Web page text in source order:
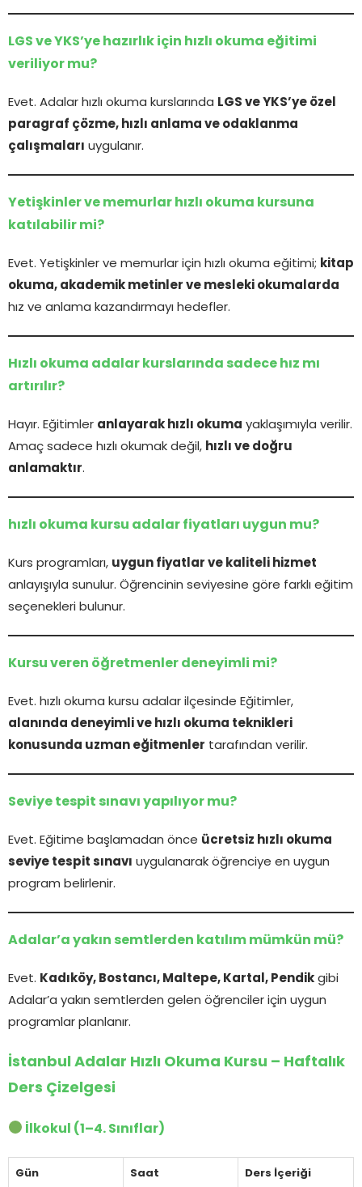
LGS ve YKS’ye hazırlık için hızlı okuma eğitimi
veriliyor mu?
Evet. Adalar hızlı okuma kurslarında LGS ve YKS’ye özel
paragraf çözme, hızlı anlama ve odaklanma
çalışmaları
uygulanır.
Yetişkinler ve memurlar hızlı okuma kursuna
katılabilir mi?
Evet. Yetişkinler ve memurlar için hızlı okuma eğitimi; kitap
okuma, akademik metinler ve mesleki okumalarda
hız ve anlama kazandırmayı hedefler.
Hızlı okuma adalar kurslarında sadece hız mı
artırılır?
Hayır. Eğitimler anlayarak hızlı okuma yaklaşımıyla verilir.
Amaç sadece hızlı okumak değil, hızlı ve doğru
anlamaktır.
hızlı okuma kursu adalar fiyatları uygun mu?
Kurs programları, uygun fiyatlar ve kaliteli hizmet
anlayışıyla sunulur. Öğrencinin seviyesine göre farklı eğitim
seçenekleri bulunur.
Kursu veren öğretmenler deneyimli mi?
Evet. hızlı okuma kursu adalar ilçesinde Eğitimler,
alanında deneyimli ve hızlı okuma teknikleri
konusunda uzman eğitmenler tarafından verilir.
Seviye tespit sınavı yapılıyor mu?
Evet. Eğitime başlamadan önce ücretsiz hızlı okuma
seviye tespit sınavı uygulanarak öğrenciye en uygun
program belirlenir.
Adalar’a yakın semtlerden katılım mümkün mü?
Evet. Kadıköy, Bostancı, Maltepe, Kartal, Pendik gibi
Adalar’a yakın semtlerden gelen öğrenciler için uygun
programlar planlanır.
İstanbul Adalar Hızlı Okuma Kursu – Haftalık
Ders Çizelgesi
İlkokul (1–4. Sınıflar)
Gün Saat Ders İçeriği